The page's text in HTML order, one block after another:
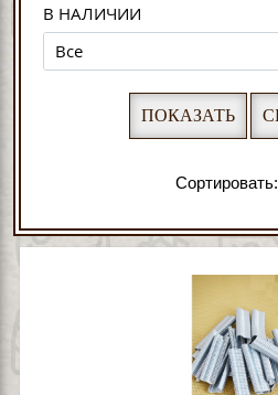
В НАЛИЧИИ
Все
Сортировать: